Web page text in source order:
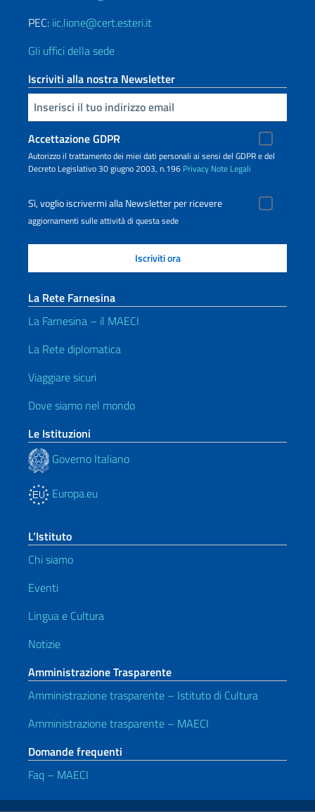
PEC: iic.lione@cert.esteri.it
Gli uffici della sede
Iscriviti alla nostra Newsletter
Inserisci la tua email
Accettazione GDPR
Autorizzo il trattamento dei miei dati personali ai sensi del GDPR e del
Decreto Legislativo 30 giugno 2003, n.196 Privacy Note Legali
Sì, voglio iscrivermi alla Newsletter per ricevere
aggiornamenti sulle attività di questa sede
La Rete Farnesina
La Farnesina – il MAECI
La Rete diplomatica
Viaggiare sicuri
Dove siamo nel mondo
Le Istituzioni
Governo Italiano
Europa.eu
L’Istituto
Chi siamo
Eventi
Lingua e Cultura
Notizie
Amministrazione Trasparente
Amministrazione trasparente – Istituto di Cultura
Amministrazione trasparente – MAECI
Domande frequenti
Faq – MAECI